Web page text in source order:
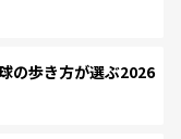
の歩き方が選ぶ2026